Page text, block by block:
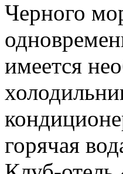
Черного
имеется
горячая